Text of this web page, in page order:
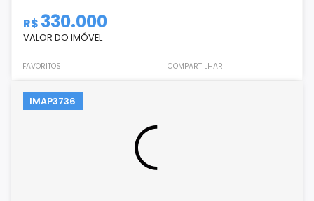
R$ 330.000
VALOR DO IMÓVEL
FAVORITOS COMPARTILHAR
IMAP3736